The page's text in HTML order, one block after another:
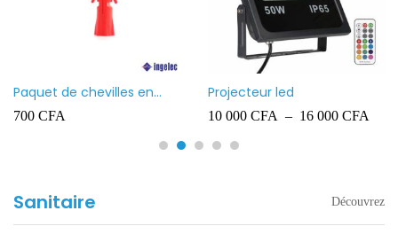
Paquet de chevilles en
plastique Ingelec – 8
700 CFA
Projecteur led
10 000 CFA – 16 000 CFA
Sanitaire Découvrez